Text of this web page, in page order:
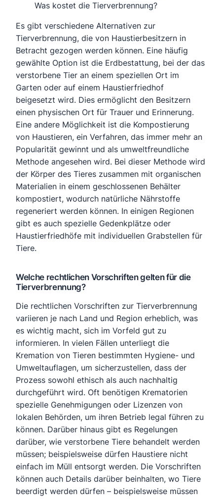
Was kostet die Tierverbrennung?
Es gibt verschiedene Alternativen zur
Tierverbrennung, die von Haustierbesitzern in
Betracht gezogen werden können. Eine häufig
gewählte Option ist die Erdbestattung, bei der das
verstorbene Tier an einem speziellen Ort im
Garten oder auf einem Haustierfriedhof
beigesetzt wird. Dies ermöglicht den Besitzern
einen physischen Ort für Trauer und Erinnerung.
Eine andere Möglichkeit ist die Kompostierung
von Haustieren, ein Verfahren, das immer mehr an
Popularität gewinnt und als umweltfreundliche
Methode angesehen wird. Bei dieser Methode wird
der Körper des Tieres zusammen mit organischen
Materialien in einem geschlossenen Behälter
kompostiert, wodurch natürliche Nährstoffe
regeneriert werden können. In einigen Regionen
gibt es auch spezielle Gedenkplätze oder
Haustierfriedhöfe mit individuellen Grabstellen für
Tiere.
Welche rechtlichen Vorschriften gelten für die
Tierverbrennung?
Die rechtlichen Vorschriften zur Tierverbrennung
variieren je nach Land und Region erheblich, was
es wichtig macht, sich im Vorfeld gut zu
informieren. In vielen Fällen unterliegt die
Kremation von Tieren bestimmten Hygiene- und
Umweltauflagen, um sicherzustellen, dass der
Prozess sowohl ethisch als auch nachhaltig
durchgeführt wird. Oft benötigen Krematorien
spezielle Genehmigungen oder Lizenzen von
lokalen Behörden, um ihren Betrieb legal führen zu
können. Darüber hinaus gibt es Regelungen
darüber, wie verstorbene Tiere behandelt werden
müssen; beispielsweise dürfen Haustiere nicht
einfach im Müll entsorgt werden. Die Vorschriften
können auch Details darüber beinhalten, wo Tiere
beerdigt werden dürfen – beispielsweise müssen